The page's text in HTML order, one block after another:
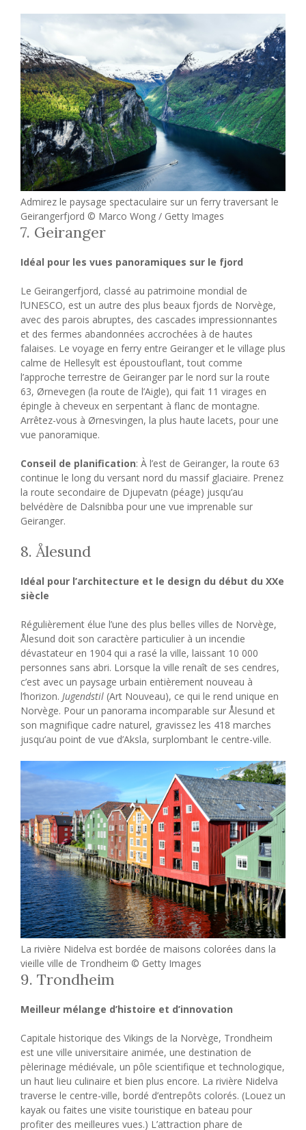
Admirez le paysage spectaculaire sur un ferry traversant le
Geirangerfjord © Marco Wong / Getty Images
7. Geiranger
Idéal pour les vues panoramiques sur le fjord
Le Geirangerfjord, classé au patrimoine mondial de
l’UNESCO, est un autre des plus beaux fjords de Norvège,
avec des parois abruptes, des cascades impressionnantes
et des fermes abandonnées accrochées à de hautes
falaises. Le voyage en ferry entre Geiranger et le village plus
calme de Hellesylt est époustouflant, tout comme
l’approche terrestre de Geiranger par le nord sur la route
63, Ørnevegen (la route de l’Aigle), qui fait 11 virages en
épingle à cheveux en serpentant à flanc de montagne.
Arrêtez-vous à Ørnesvingen, la plus haute lacets, pour une
vue panoramique.
Conseil de planification: À l’est de Geiranger, la route 63
continue le long du versant nord du massif glaciaire. Prenez
la route secondaire de Djupevatn (péage) jusqu’au
belvédère de Dalsnibba pour une vue imprenable sur
Geiranger.
8. Ålesund
Idéal pour l’architecture et le design du début du XXe
siècle
Régulièrement élue l’une des plus belles villes de Norvège,
Ålesund doit son caractère particulier à un incendie
dévastateur en 1904 qui a rasé la ville, laissant 10 000
personnes sans abri. Lorsque la ville renaît de ses cendres,
c’est avec un paysage urbain entièrement nouveau à
l’horizon. Jugendstil (Art Nouveau), ce qui le rend unique en
Norvège. Pour un panorama incomparable sur Ålesund et
son magnifique cadre naturel, gravissez les 418 marches
jusqu’au point de vue d’Aksla, surplombant le centre-ville.
La rivière Nidelva est bordée de maisons colorées dans la
vieille ville de Trondheim © Getty Images
9. Trondheim
Meilleur mélange d’histoire et d’innovation
Capitale historique des Vikings de la Norvège, Trondheim
est une ville universitaire animée, une destination de
pèlerinage médiévale, un pôle scientifique et technologique,
un haut lieu culinaire et bien plus encore. La rivière Nidelva
traverse le centre-ville, bordé d’entrepôts colorés. (Louez un
kayak ou faites une visite touristique en bateau pour
profiter des meilleures vues.) L’attraction phare de